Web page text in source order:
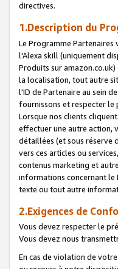
directives.
1.Description du
Le Programme
l'Alexa skill (uniquement
Produits sur
la localisation, tout autre
l'ID de Partenaire au sein
fournissons et respecter le
Lorsque nos clients
effectuer une autre action,
détaillées (et sous réserve
vers ces articles ou
contenus marketing et
informations concernant le
texte ou tout autre
2.Exigences de
Vous devez respecter le
Vous devez nous
En cas de violation de